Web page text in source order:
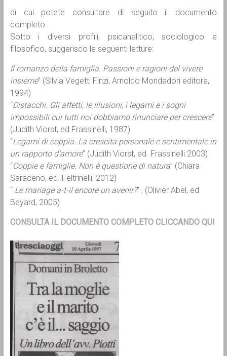
di cui potete consultare di seguito il documento
completo.
Sotto i diversi profili, psicanalitico, sociologico e
filosofico, suggerisco le seguenti letture:
Il romanzo della famiglia. Passioni e ragioni del vivere
insieme” (Silvia Vegetti Finzi, Arnoldo Mondadori editore,
1994)
“Distacchi. Gli affetti, le illusioni, i legami e i sogni
impossibili cui tutti noi dobbiamo rinunciare per crescere”
(Judith Viorst, ed Frassinelli, 1987)
“Legami di coppia. La crescita personale e sentimentale in
un rapporto d’amore” (Judith Viorst, ed. Frassinelli 2003)
“Coppie e famiglie. Non è questione di natura” (Chiara
Saraceno, ed. Feltrinelli, 2012)
“ Le mariage a-t-il encore un avenir?” , (Olivier Abel, ed
Bayard, 2005)
CONSULTA IL DOCUMENTO COMPLETO CLICCANDO QUI